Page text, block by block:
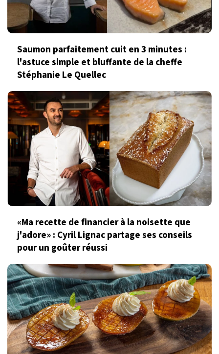
Saumon parfaitement cuit en 3 minutes :
l'astuce simple et bluffante de la cheffe
Stéphanie Le Quellec
«Ma recette de financier à la noisette que
j'adore» : Cyril Lignac partage ses conseils
pour un goûter réussi